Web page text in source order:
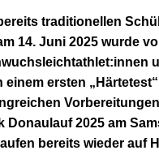
traditionellen
14. Juni 2025 wurde
einem ersten
Donaulauf 2025 am
bereits wieder auf